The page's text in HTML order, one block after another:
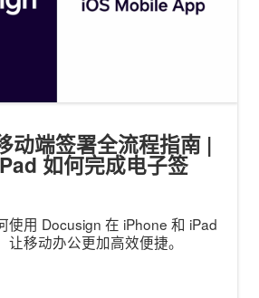
动端签署全流程指南 |
如何完成电子签
使用 Docusign 在 iPhone 和 iPad
让移动办公更加高效便捷。